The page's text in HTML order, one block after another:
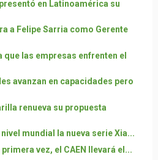
presentó en Latinoamérica su
a Felipe Sarria como Gerente
que las empresas enfrenten el
avanzan en capacidades pero
renueva su propuesta
mundial la nueva serie Xia...
primera vez, el CAEN llevará el...